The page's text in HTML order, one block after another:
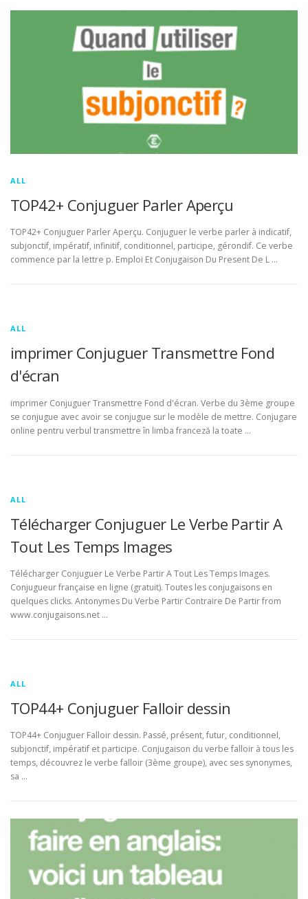
ALL
TOP42+ Conjuguer Parler Aperçu
TOP42+ Conjuguer Parler Aperçu. Conjuguer le verbe parler à indicatif,
subjonctif, impératif, infinitif, conditionnel, participe, gérondif. Ce verbe
commence par la lettre p. Emploi Et Conjugaison Du Present De L …
ALL
imprimer Conjuguer Transmettre Fond
d'écran
imprimer Conjuguer Transmettre Fond d'écran. Verbe du 3ème groupe
se conjugue avec avoir se conjugue sur le modèle de mettre. Conjugare
online pentru verbul transmettre în limba franceză la toate …
ALL
Télécharger Conjuguer Le Verbe Partir A
Tout Les Temps Images
Télécharger Conjuguer Le Verbe Partir A Tout Les Temps Images.
Conjugueur française en ligne (gratuit). Toutes les conjugaisons en
quelques clicks. Antonymes Du Verbe Partir Contraire De Partir from
www.conjugaisons.net …
ALL
TOP44+ Conjuguer Falloir dessin
TOP44+ Conjuguer Falloir dessin. Passé, présent, futur, conditionnel,
subjonctif, impératif et participe. Conjugaison du verbe falloir à tous les
temps, découvrez le verbe falloir (3ème groupe), avec ses synonymes,
sa …